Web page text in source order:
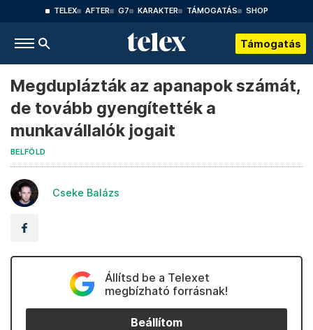
TELEX AFTER G7 KARAKTER TÁMOGATÁS SHOP
Támogatás
Megduplázták az apanapok számát,
de tovább gyengítették a
munkavállalók jogait
BELFÖLD
Cseke Balázs
Állítsd be a Telexet
megbízható forrásnak!
Beállítom